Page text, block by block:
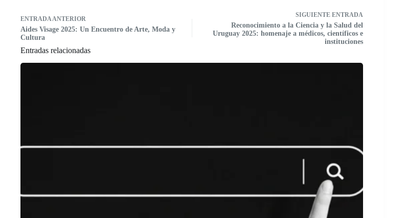
ENTRADAANTERIOR
Aides Visage 2025: Un Encuentro de Arte, Moda y
Cultura
SIGUIENTE ENTRADA
Reconocimiento a la Ciencia y la Salud del
Uruguay 2025: homenaje a médicos, científicos e
instituciones
Entradas relacionadas